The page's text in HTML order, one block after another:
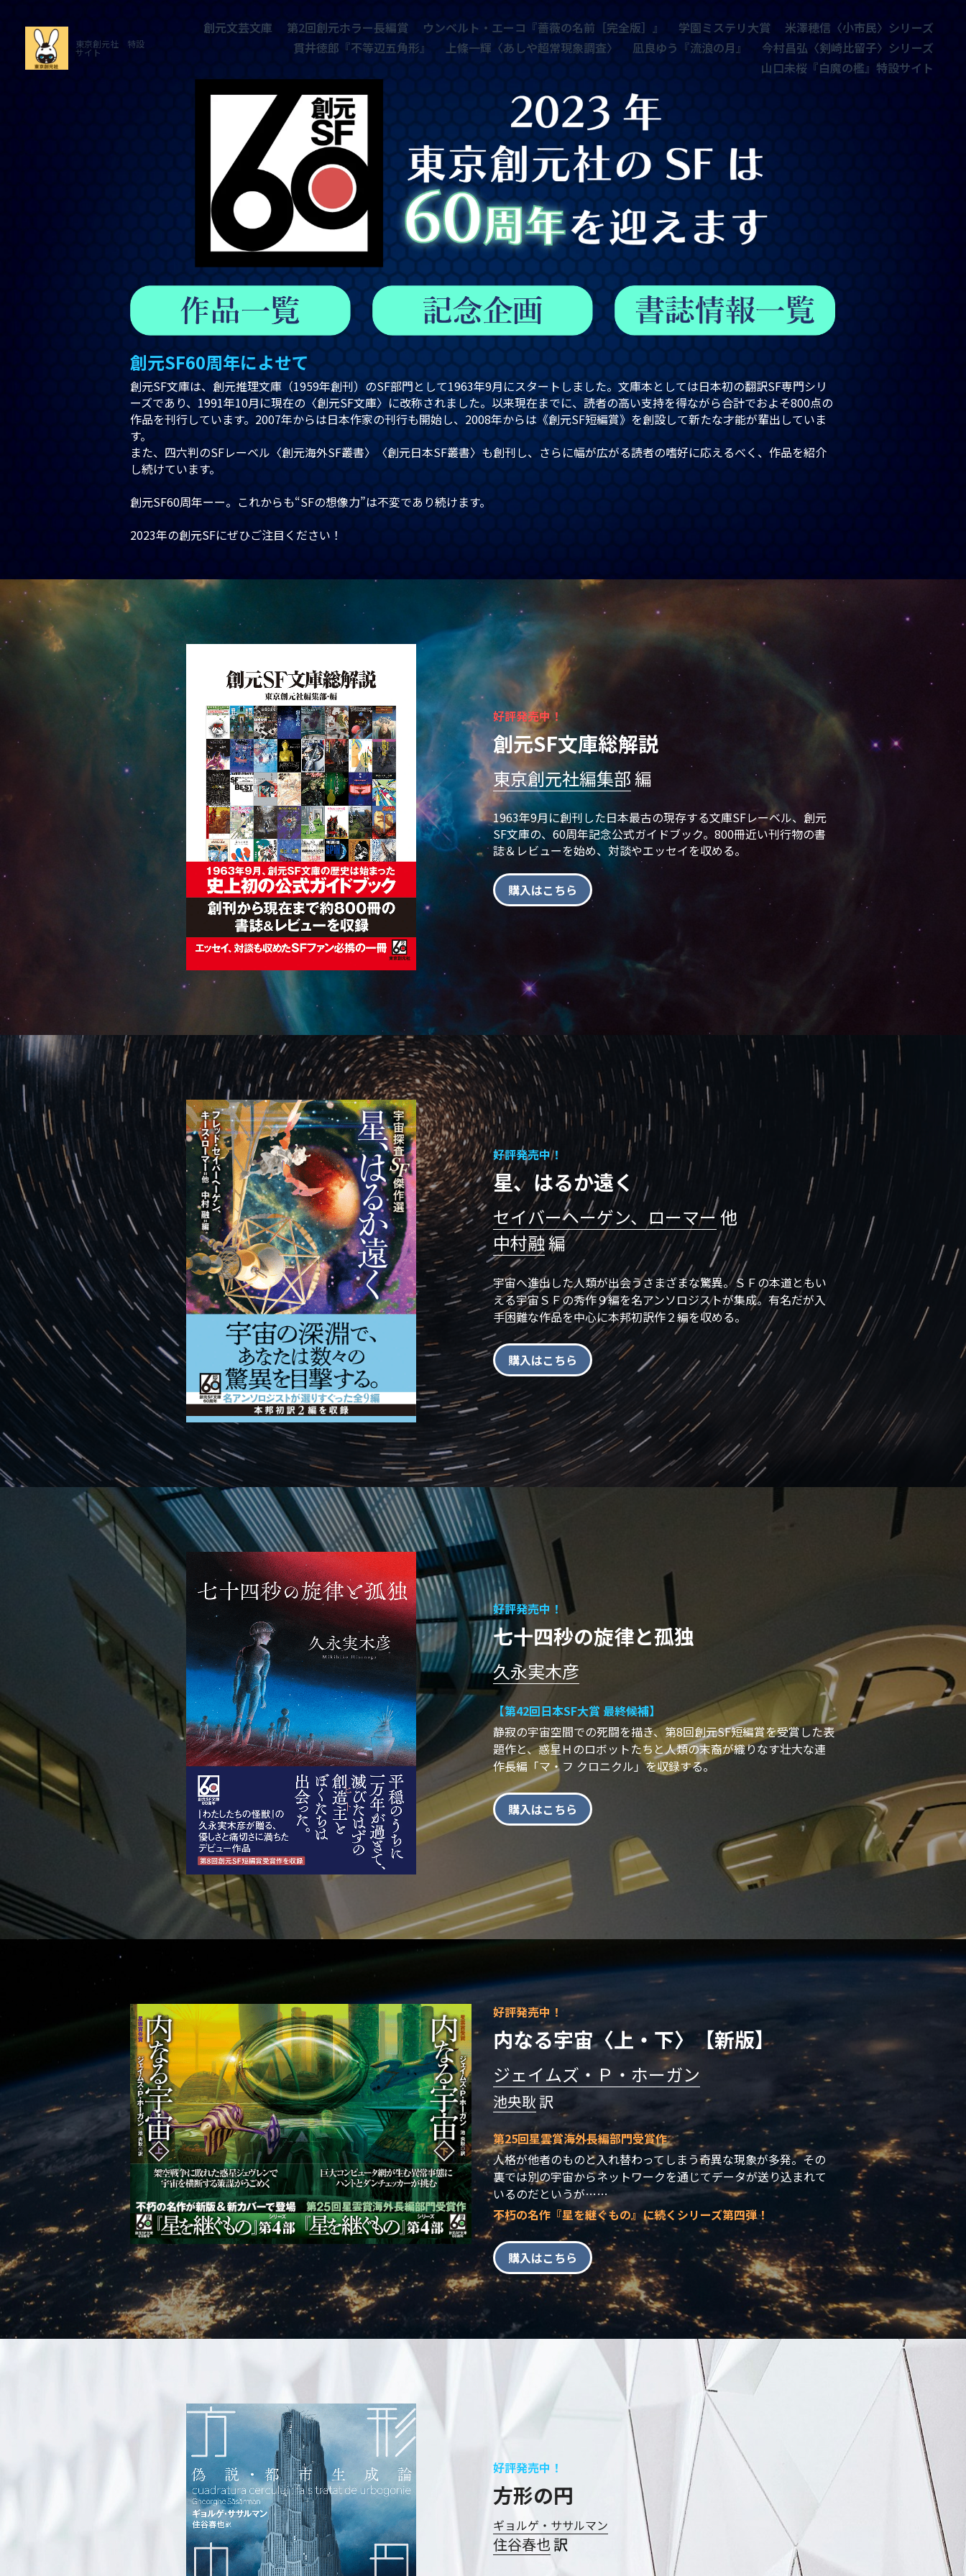
イト
創元文芸文庫 第2回創元ホラー長編賞 ウンベルト・エーコ『薔薇の名前［完全版］』 学園ミステリ大賞 米澤穂信〈小市民〉シリーズ
貫井徳郎『不等辺五角形』
上條一輝〈あしや超常現象調査〉
凪良ゆう『流浪の月』 今村昌弘〈剣崎比留子〉シリーズ 山口未桜『白魔の檻』特設サイト
創元SF60周年によせて
創元SF文庫は、創元推理文庫（1959年創刊）のSF部門として1963年9月にスタートしました。文庫本としては日本初の翻訳SF専門シリ
ーズであり、1991年10月に現在の〈創元SF文庫〉に改称されました。以来現在までに、読者の高い支持を得ながら合計でおよそ800点の
作品を刊行しています。2007年からは日本作家の刊行も開始し、2008年からは《創元SF短編賞》を創設して新たな才能が輩出していま
す。
また、四六判のSFレーベル〈創元海外SF叢書〉〈創元日本SF叢書〉も創刊し、さらに幅が広がる読者の嗜好に応えるべく、作品を紹介
し続けています。
創元SF60周年ーー。これからも“SFの想像力”は不変であり続けます。
2023年の創元SFにぜひご注目ください！
好評発売中！
創元SF文庫総解説
東京創元社編集部 編
1963年9月に創刊した日本最古の現存する文庫SFレーベル、創元
SF文庫の、60周年記念公式ガイドブック。800冊近い刊行物の書
誌＆レビューを始め、対談やエッセイを収める。
購入はこちら
好評発売中！
星、はるか遠く
セイバーヘーゲン、ローマー 他
中村融 編
宇宙へ進出した人類が出会うさまざまな驚異。ＳＦの本道ともい
える宇宙ＳＦの秀作９編を名アンソロジストが集成。有名だが入
手困難な作品を中心に本邦初訳作２編を収める。
購入はこちら
好評発売中！
七十四秒の旋律と孤独
久永実木彦
【第42回日本SF大賞 最終候補】
静寂の宇宙空間での死闘を描き、第8回創元SF短編賞を受賞した表
題作と、惑星Ｈのロボットたちと人類の末裔が織りなす壮大な連
作長編「マ・フ クロニクル」を収録する。
購入はこちら
好評発売中！
内なる宇宙〈上・下〉【新版】
ジェイムズ・Ｐ・ホーガン
池央耿 訳
第25回星雲賞海外長編部門受賞作
人格が他者のものと入れ替わってしまう奇異な現象が多発。その
裏では別の宇宙からネットワークを通じてデータが送り込まれて
いるのだというが……
不朽の名作『星を継ぐもの』に続くシリーズ第四弾！
購入はこちら
好評発売中！
方形の円
ギョルゲ・ササルマン
住谷春也訳